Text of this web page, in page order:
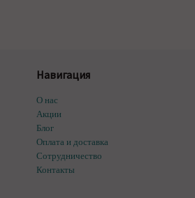
Навигация
О нас
Акции
Блог
Оплата и доставка
Сотрудничество
Контакты